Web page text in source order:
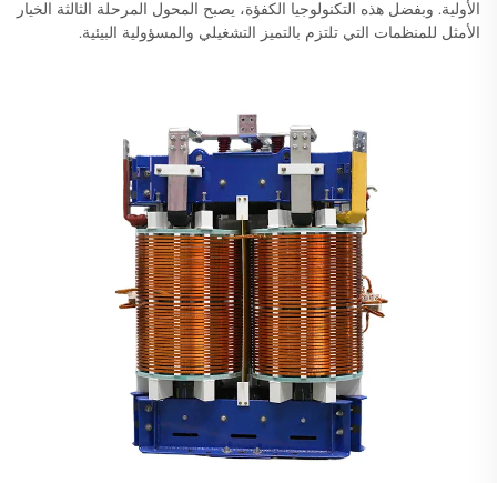
الأولية. وبفضل هذه التكنولوجيا الكفؤة، يصبح المحول المرحلة الثالثة الخيار
الأمثل للمنظمات التي تلتزم بالتميز التشغيلي والمسؤولية البيئية.